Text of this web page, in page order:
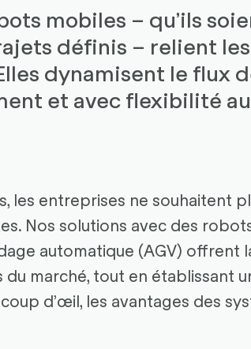
mobiles – qu’ils
définis – relient
dynamisent le flux
et avec flexibilité
les entreprises ne souhaitent
Nos solutions avec des
automatique (AGV) offrent
marché, tout en établissant
d’œil, les avantages des